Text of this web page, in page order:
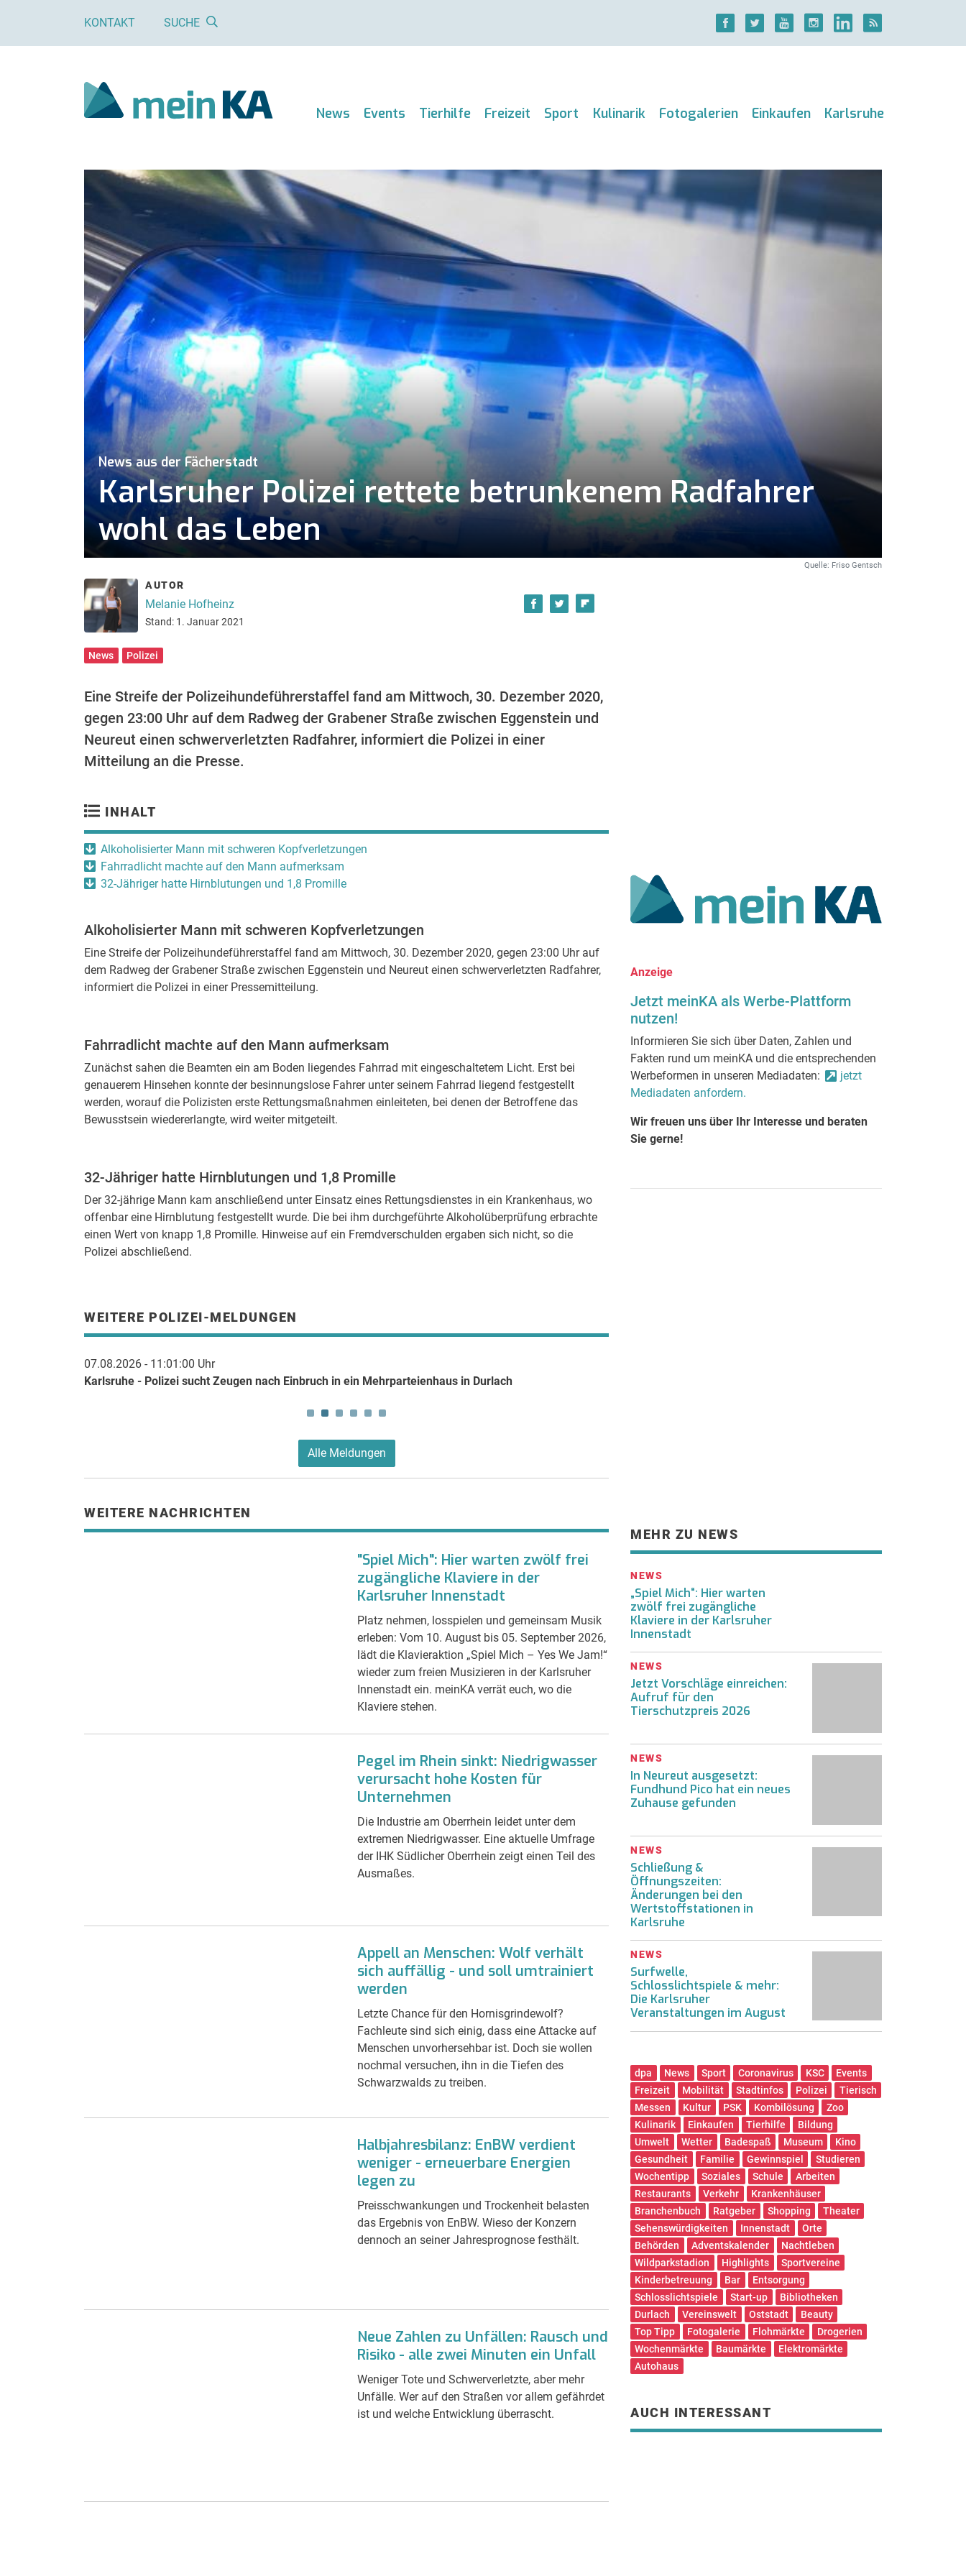
KONTAKT SUCHE
News Events Tierhilfe Freizeit Sport Kulinarik Fotogalerien Einkaufen Karlsruhe
News aus der Fächerstadt
Karlsruher Polizei rettete betrunkenem Radfahrer
wohl das Leben
Quelle: Friso Gentsch
AUTOR
Melanie Hofheinz
Stand: 1. Januar 2021
News Polizei
Eine Streife der Polizeihundeführerstaffel fand am Mittwoch, 30. Dezember 2020,
gegen 23:00 Uhr auf dem Radweg der Grabener Straße zwischen Eggenstein und
Neureut einen schwerverletzten Radfahrer, informiert die Polizei in einer
Mitteilung an die Presse.
INHALT
Alkoholisierter Mann mit schweren Kopfverletzungen
Fahrradlicht machte auf den Mann aufmerksam
32-Jähriger hatte Hirnblutungen und 1,8 Promille
Alkoholisierter Mann mit schweren Kopfverletzungen
Eine Streife der Polizeihundeführerstaffel fand am Mittwoch, 30. Dezember 2020, gegen 23:00 Uhr auf
dem Radweg der Grabener Straße zwischen Eggenstein und Neureut einen schwerverletzten Radfahrer,
informiert die Polizei in einer Pressemitteilung.
Fahrradlicht machte auf den Mann aufmerksam
Zunächst sahen die Beamten ein am Boden liegendes Fahrrad mit eingeschaltetem Licht. Erst bei
genauerem Hinsehen konnte der besinnungslose Fahrer unter seinem Fahrrad liegend festgestellt
werden, worauf die Polizisten erste Rettungsmaßnahmen einleiteten, bei denen der Betroffene das
Bewusstsein wiedererlangte, wird weiter mitgeteilt.
32-Jähriger hatte Hirnblutungen und 1,8 Promille
Der 32-jährige Mann kam anschließend unter Einsatz eines Rettungsdienstes in ein Krankenhaus, wo
offenbar eine Hirnblutung festgestellt wurde. Die bei ihm durchgeführte Alkoholüberprüfung erbrachte
einen Wert von knapp 1,8 Promille. Hinweise auf ein Fremdverschulden ergaben sich nicht, so die
Polizei abschließend.
WEITERE POLIZEI-MELDUNGEN
07.08.2026 - 11:01:00 Uhr
Karlsruhe - Polizei sucht Zeugen nach Einbruch in ein Mehrparteienhaus in Durlach
Alle Meldungen
WEITERE NACHRICHTEN
"Spiel Mich": Hier warten zwölf frei
zugängliche Klaviere in der
Karlsruher Innenstadt
Platz nehmen, losspielen und gemeinsam Musik
erleben: Vom 10. August bis 05. September 2026,
lädt die Klavieraktion „Spiel Mich – Yes We Jam!“
wieder zum freien Musizieren in der Karlsruher
Innenstadt ein. meinKA verrät euch, wo die
Klaviere stehen.
Pegel im Rhein sinkt: Niedrigwasser
verursacht hohe Kosten für
Unternehmen
Die Industrie am Oberrhein leidet unter dem
extremen Niedrigwasser. Eine aktuelle Umfrage
der IHK Südlicher Oberrhein zeigt einen Teil des
Ausmaßes.
Appell an Menschen: Wolf verhält
sich auffällig - und soll umtrainiert
werden
Letzte Chance für den Hornisgrindewolf?
Fachleute sind sich einig, dass eine Attacke auf
Menschen unvorhersehbar ist. Doch sie wollen
nochmal versuchen, ihn in die Tiefen des
Schwarzwalds zu treiben.
Halbjahresbilanz: EnBW verdient
weniger - erneuerbare Energien
legen zu
Preisschwankungen und Trockenheit belasten
das Ergebnis von EnBW. Wieso der Konzern
dennoch an seiner Jahresprognose festhält.
Neue Zahlen zu Unfällen: Rausch und
Risiko - alle zwei Minuten ein Unfall
Weniger Tote und Schwerverletzte, aber mehr
Unfälle. Wer auf den Straßen vor allem gefährdet
ist und welche Entwicklung überrascht.
Anzeige
Jetzt meinKA als Werbe-Plattform
nutzen!
Informieren Sie sich über Daten, Zahlen und
Fakten rund um meinKA und die entsprechenden
Werbeformen in unseren Mediadaten:
jetzt
Mediadaten anfordern.
Wir freuen uns über Ihr Interesse und beraten
Sie gerne!
MEHR ZU NEWS
NEWS
„Spiel Mich“: Hier warten
zwölf frei zugängliche
Klaviere in der Karlsruher
Innenstadt
NEWS
Jetzt Vorschläge einreichen:
Aufruf für den
Tierschutzpreis 2026
NEWS
In Neureut ausgesetzt:
Fundhund Pico hat ein neues
Zuhause gefunden
NEWS
Schließung &
Öffnungszeiten:
Änderungen bei den
Wertstoffstationen in
Karlsruhe
NEWS
Surfwelle,
Schlosslichtspiele & mehr:
Die Karlsruher
Veranstaltungen im August
dpa News Sport Coronavirus KSC
Events
Freizeit
Mobilität Stadtinfos Polizei
Tierisch
Messen
Kultur PSK Kombilösung
Zoo
Kulinarik
Einkaufen Tierhilfe
Bildung
Umwelt
Wetter Badespaß Museum
Kino
Gesundheit
Familie Gewinnspiel
Studieren
Wochentipp
Soziales Schule
Arbeiten
Restaurants
Verkehr
Krankenhäuser
Branchenbuch
Ratgeber Shopping
Theater
Sehenswürdigkeiten
Innenstadt
Orte
Behörden
Adventskalender
Nachtleben
Wildparkstadion
Highlights
Sportvereine
Kinderbetreuung
Bar
Entsorgung
Schlosslichtspiele
Start-up
Bibliotheken
Durlach
Vereinswelt Oststadt
Beauty
Top Tipp
Fotogalerie Flohmärkte
Drogerien
Wochenmärkte
Baumärkte
Elektromärkte
Autohaus
AUCH INTERESSANT